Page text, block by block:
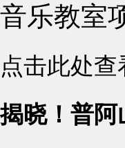
音乐教室
点击此处查
揭晓！普阿